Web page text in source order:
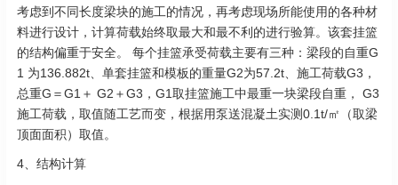
考虑到不同长度梁块的施工的情况，再考虑现场所能使用的各种材
料进行设计，计算荷载始终取最大和最不利的进行验算。该套挂篮
的结构偏重于安全。 每个挂篮承受荷载主要有三种：梁段的自重G
1 为136.882t、单套挂篮和模板的重量G2为57.2t、施工荷载G3，
总重G＝G1＋ G2＋G3，G1取挂篮施工中最重一块梁段自重， G3
施工荷载，取值随工艺而变，根据用泵送混凝土实测0.1t/㎡（取梁
顶面面积）取值。
4、结构计算